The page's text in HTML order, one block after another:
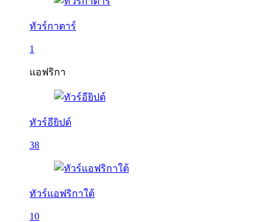
ทัวร์กาตาร์
1
แอฟริกา
ทัวร์อียิปต์
38
ทัวร์แอฟริกาใต้
10